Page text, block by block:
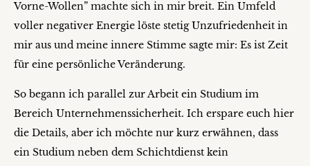
Vorne-Wollen” machte sich in mir breit. Ein Umfeld
voller negativer Energie löste stetig Unzufriedenheit in
mir aus und meine innere Stimme sagte mir: Es ist Zeit
für eine persönliche Veränderung.
So begann ich parallel zur Arbeit ein Studium im
Bereich Unternehmenssicherheit. Ich erspare euch hier
die Details, aber ich möchte nur kurz erwähnen, dass
ein Studium neben dem Schichtdienst kein